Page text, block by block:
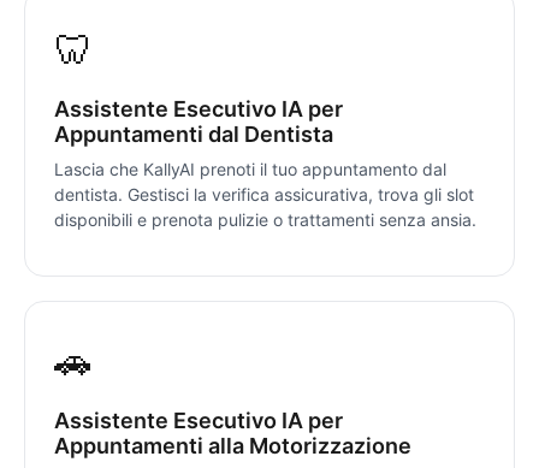
🦷
Assistente Esecutivo IA per
Appuntamenti dal Dentista
Lascia che KallyAI prenoti il tuo appuntamento dal
dentista. Gestisci la verifica assicurativa, trova gli slot
disponibili e prenota pulizie o trattamenti senza ansia.
🚗
Assistente Esecutivo IA per
Appuntamenti alla Motorizzazione